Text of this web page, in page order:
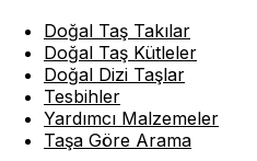
Doğal Taş Takılar
Doğal Taş Kütleler
Doğal Dizi Taşlar
Tesbihler
Yardımcı Malzemeler
Taşa Göre Arama